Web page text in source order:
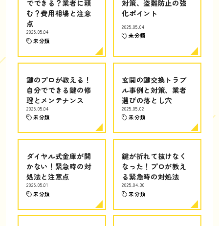
でできる？業者に頼
む？費用相場と注意
点
2025.05.04
未分類
対策、盗難防止の強
化ポイント
2025.05.04
未分類
鍵のプロが教える！
自分でできる鍵の修
理とメンテナンス
2025.05.04
未分類
玄関の鍵交換トラブ
ル事例と対策、業者
選びの落とし穴
2025.05.02
未分類
ダイヤル式金庫が開
かない！緊急時の対
処法と注意点
2025.05.01
未分類
鍵が折れて抜けなく
なった！プロが教え
る緊急時の対処法
2025.04.30
未分類